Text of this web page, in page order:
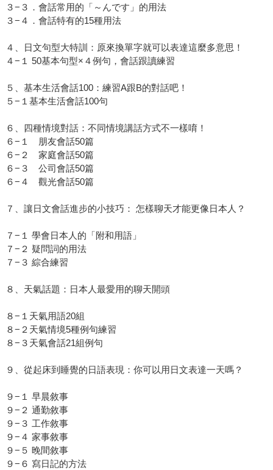
３−３．會話常用的「～んです」的用法
３−４．會話特有的15種用法
４、日文句型大特訓：原來換單字就可以表達這麼多意思！
４−１ 50基本句型×４例句，會話跟讀練習
５、基本生活會話100：練習A跟B的對話吧！
５−１基本生活會話100句
６、四種情境對話：不同情境講話方式不一樣唷！
６−１ 朋友會話50篇
６−２ 家庭會話50篇
６−３ 公司會話50篇
６−４ 觀光會話50篇
７、讓日文會話進步的小技巧： 怎樣聊天才能更像日本人？
７−１ 學會日本人的「附和用語」
７−２ 疑問詞的用法
７−３ 綜合練習
８、天氣話題：日本人最愛用的聊天開頭
８−１天氣用語20組
８−２天氣情境5種例句練習
８−３天氣會話21組例句
９、從起床到睡覺的日語表現：你可以用日文表達一天嗎？
９−１ 早晨敘事
９−２ 通勤敘事
９−３ 工作敘事
９−４ 家事敘事
９−５ 晚間敘事
９−６ 寫日記的方法